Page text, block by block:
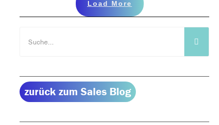
Load More
zurück zum Sales Blog